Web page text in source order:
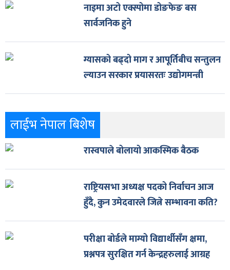
नाइमा अटो एक्स्पोमा डोङफेङ बस
सार्वजनिक हुने
ग्यासको बढ्दो माग र आपूर्तिबीच सन्तुलन
ल्याउन सरकार प्रयासरतः उद्योगमन्त्री
लाईभ नेपाल बिशेष
रास्वपाले बोलायो आकस्मिक बैठक
राष्ट्रियसभा अध्यक्ष पदको निर्वाचन आज
हुँदै, कुन उमेदवारले जित्ने सम्भावना कति?
परीक्षा बोर्डले माग्यो विद्यार्थीसँग क्षमा,
प्रश्नपत्र सुरक्षित गर्न केन्द्रहरुलाई आग्रह